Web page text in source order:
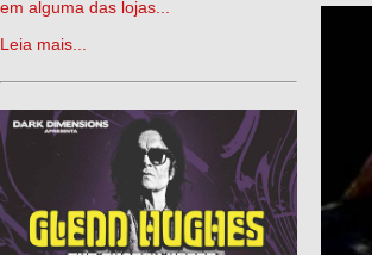
em alguma das lojas...
Leia mais...